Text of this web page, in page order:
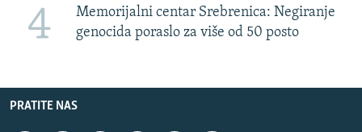
4
Memorijalni centar Srebrenica: Negiranje
genocida poraslo za više od 50 posto
PRATITE NAS